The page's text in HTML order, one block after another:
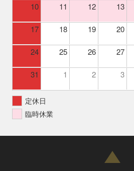
10 11 12 13
17 18 19 20
24 25 26 27
31 1 2 3
定休日
臨時休業